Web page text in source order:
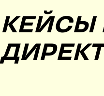
КЕЙСЫ
ДИРЕКТ